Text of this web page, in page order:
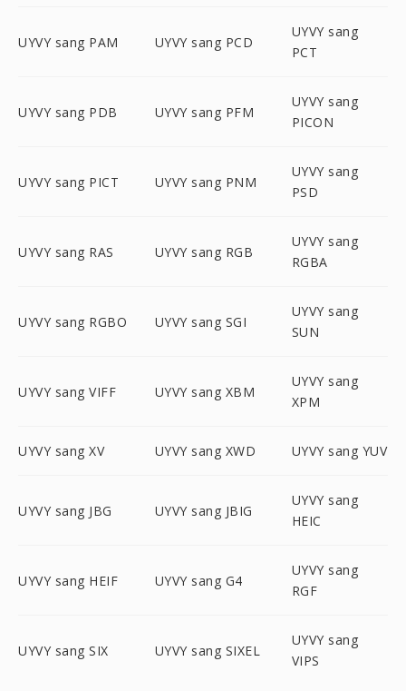
UYVY sang PAM UYVY sang PCD
UYVY sang
PCT
UYVY sang PDB UYVY sang PFM
UYVY sang
PICON
UYVY sang PICT UYVY sang PNM
UYVY sang
PSD
UYVY sang RAS UYVY sang RGB
UYVY sang
RGBA
UYVY sang RGBO UYVY sang SGI
UYVY sang
SUN
UYVY sang VIFF UYVY sang XBM
UYVY sang
XPM
UYVY sang XV UYVY sang XWD UYVY sang YUV
UYVY sang JBG UYVY sang JBIG
UYVY sang
HEIC
UYVY sang HEIF UYVY sang G4
UYVY sang
RGF
UYVY sang SIX UYVY sang SIXEL
UYVY sang
VIPS